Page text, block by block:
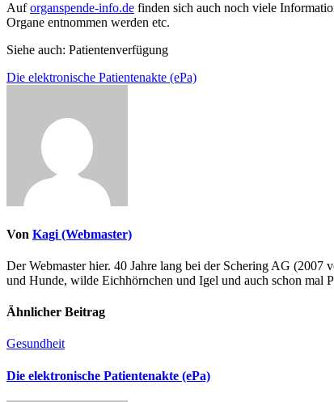
Auforganspende-info.de finden sich auch noch viele
Organe entnommen werden etc.
Siehe auch: Patientenverfügung
Beitragsnavigation
Die elektronische Patientenakte (ePa)
Von Kagi (Webmaster)
Der Webmaster hier. 40 Jahre lang bei der Schering AG
und Hunde, wilde Eichhörnchen und Igel und auch schon mal
Ähnlicher Beitrag
Gesundheit
Die elektronische Patientenakte (ePa)